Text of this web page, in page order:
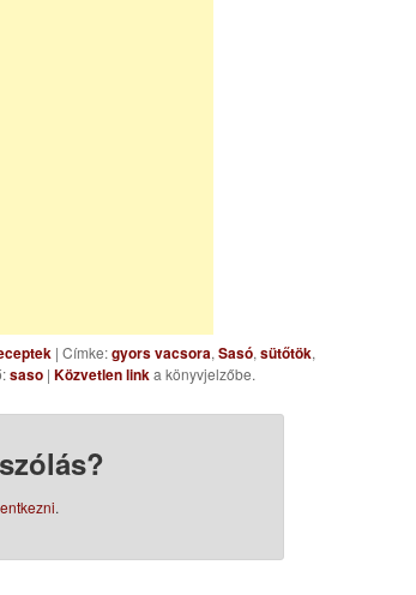
| Címke:gyors vacsora, Sasó, sütőtök,
saso | Közvetlen linka könyvjelzőbe.
.